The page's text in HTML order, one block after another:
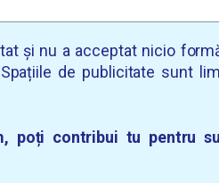
și nu a acceptat nicio
de publicitate sunt
poți contribui tu pentru